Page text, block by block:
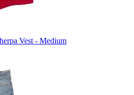
Vest - Medium